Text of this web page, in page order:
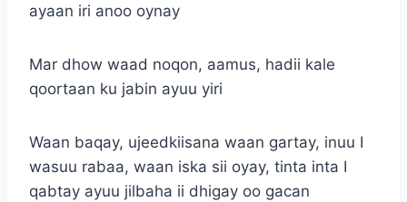
ayaan iri anoo oynay
Mar dhow waad noqon, aamus, hadii kale
qoortaan ku jabin ayuu yiri
Waan baqay, ujeedkiisana waan gartay, inuu I
wasuu rabaa, waan iska sii oyay, tinta inta I
qabtay ayuu jilbaha ii dhigay oo gacan